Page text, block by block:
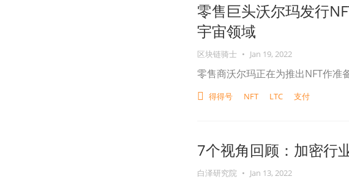
零售巨头沃尔玛发行
宇宙领域
区块链骑士 • Jan 19, 2022
零售商沃尔玛正在为推出NFT作准
得得号 NFT LTC 支付
7个视角回顾：加密行
白泽研究院 • Jan 13, 2022